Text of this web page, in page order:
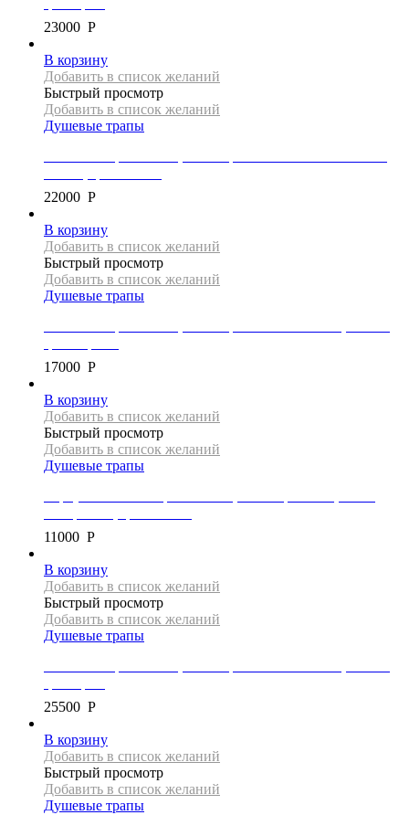
23000 Р
В корзину
Добавить в список желаний
Быстрый просмотр
Добавить в список желаний
Душевые трапы
22000 Р
В корзину
Добавить в список желаний
Быстрый просмотр
Добавить в список желаний
Душевые трапы
17000 Р
В корзину
Добавить в список желаний
Быстрый просмотр
Добавить в список желаний
Душевые трапы
11000 Р
В корзину
Добавить в список желаний
Быстрый просмотр
Добавить в список желаний
Душевые трапы
25500 Р
В корзину
Добавить в список желаний
Быстрый просмотр
Добавить в список желаний
Душевые трапы